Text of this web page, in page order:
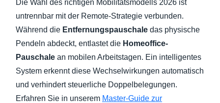
Die Wahl des richtigen Mobilitätsmodells 2026 ist
untrennbar mit der Remote-Strategie verbunden.
Während die Entfernungspauschale das physische
Pendeln abdeckt, entlastet die Homeoffice-
Pauschale an mobilen Arbeitstagen. Ein intelligentes
System erkennt diese Wechselwirkungen automatisch
und verhindert steuerliche Doppelbelegungen.
Erfahren Sie in unserem Master-Guide zur